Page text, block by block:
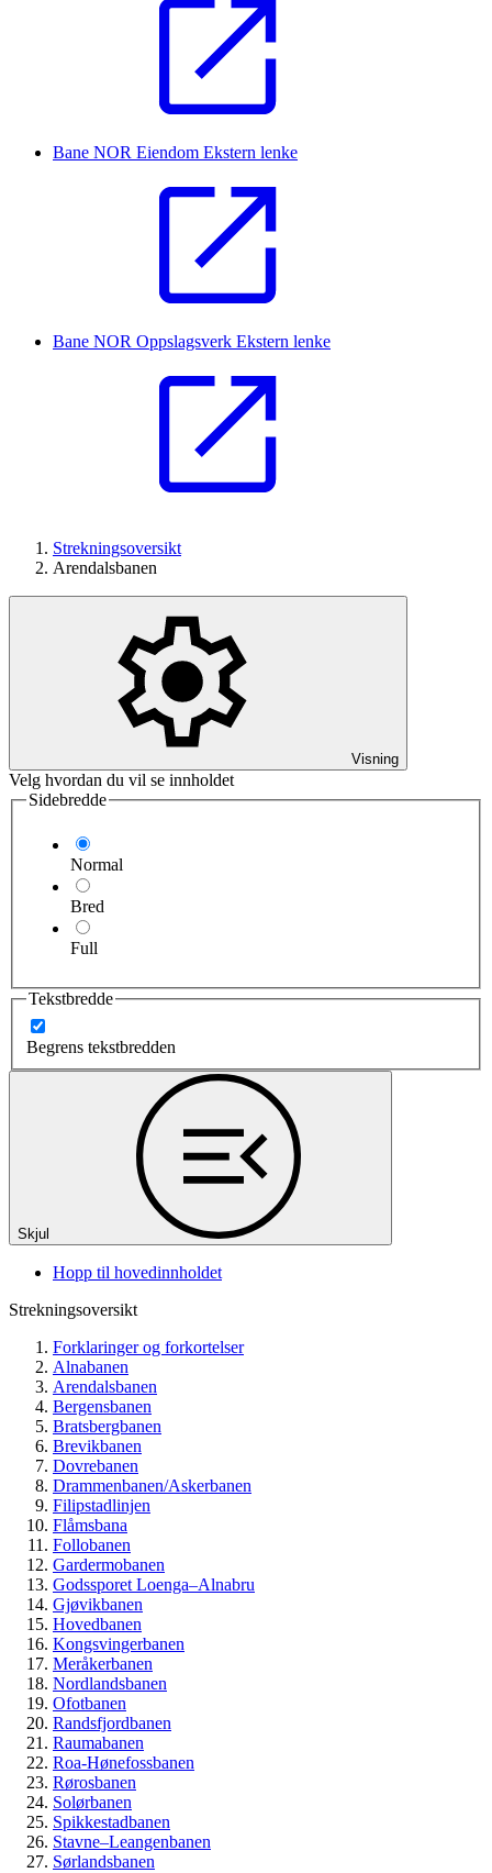
Bane NOR Eiendom Ekstern lenke
Bane NOR Oppslagsverk Ekstern lenke
Strekningsoversikt
Arendalsbanen
Visning
Velg hvordan du vil se innholdet
Sidebredde
Normal
Bred
Full
Tekstbredde
Begrens tekstbredden
Skjul
Hopp til hovedinnholdet
Strekningsoversikt
Forklaringer og forkortelser
Alnabanen
Arendalsbanen
Bergensbanen
Bratsbergbanen
Brevikbanen
Dovrebanen
Drammenbanen/Askerbanen
Filipstadlinjen
Flåmsbana
Follobanen
Gardermobanen
Godssporet Loenga–Alnabru
Gjøvikbanen
Hovedbanen
Kongsvingerbanen
Meråkerbanen
Nordlandsbanen
Ofotbanen
Randsfjordbanen
Raumabanen
Roa-Hønefossbanen
Rørosbanen
Solørbanen
Spikkestadbanen
Stavne–Leangenbanen
Sørlandsbanen